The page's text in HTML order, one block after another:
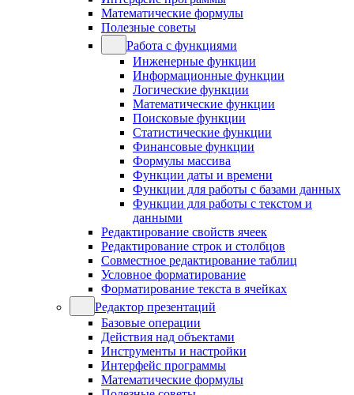
Математические формулы
Полезные советы
Работа с функциями
Инженерные функции
Информационные функции
Логические функции
Математические функции
Поисковые функции
Статистические функции
Финансовые функции
Формулы массива
Функции даты и времени
Функции для работы с базами данных
Функции для работы с текстом и
данными
Редактирование свойств ячеек
Редактирование строк и столбцов
Совместное редактирование таблиц
Условное форматирование
Форматирование текста в ячейках
Редактор презентаций
Базовые операции
Действия над объектами
Инструменты и настройки
Интерфейс программы
Математические формулы